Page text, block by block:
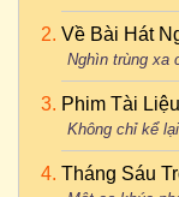
Về Bài Hát
Nghìn trùng xa
Phim Tài
Không chỉ kể
Tháng Sáu